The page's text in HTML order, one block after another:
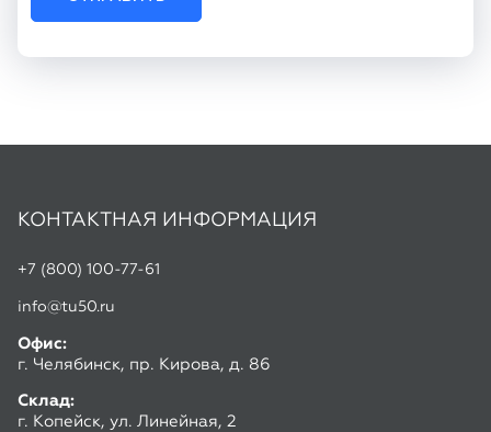
КОНТАКТНАЯ ИНФОРМАЦИЯ
Склад:
Пн-Чт: 8:30 - 17:00
Пт: 8:30 - 16:00